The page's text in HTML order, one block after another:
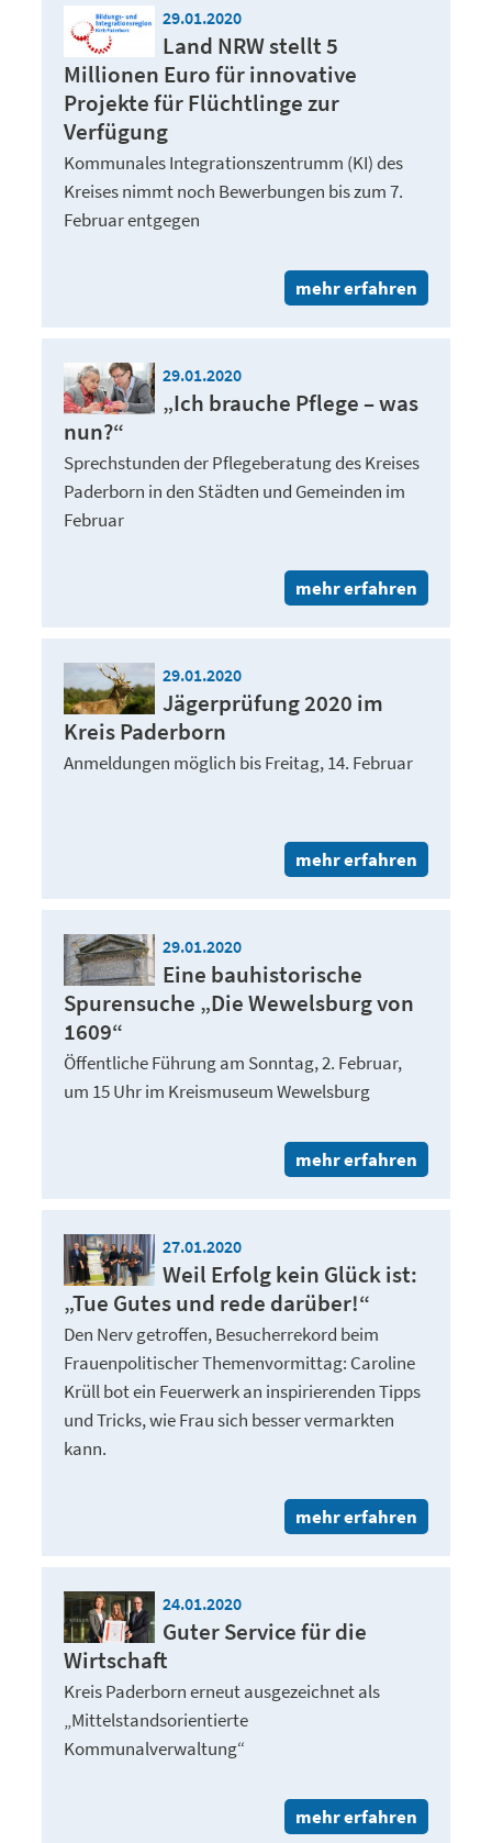
29.01.2020
Land NRW stellt 5
Millionen Euro für innovative
Projekte für Flüchtlinge zur
Verfügung
Kommunales Integrationszentrumm (KI) des
Kreises nimmt noch Bewerbungen bis zum 7.
Februar entgegen
mehr erfahren
29.01.2020
„Ich brauche Pflege – was
nun?“
Sprechstunden der Pflegeberatung des Kreises
Paderborn in den Städten und Gemeinden im
Februar
mehr erfahren
29.01.2020
Jägerprüfung 2020 im
Kreis Paderborn
Anmeldungen möglich bis Freitag, 14. Februar
mehr erfahren
29.01.2020
Eine bauhistorische
Spurensuche „Die Wewelsburg von
1609“
Öffentliche Führung am Sonntag, 2. Februar,
um 15 Uhr im Kreismuseum Wewelsburg
mehr erfahren
27.01.2020
Weil Erfolg kein Glück ist:
„Tue Gutes und rede darüber!“
Den Nerv getroffen, Besucherrekord beim
Frauenpolitischer Themenvormittag: Caroline
Krüll bot ein Feuerwerk an inspirierenden Tipps
und Tricks, wie Frau sich besser vermarkten
kann.
mehr erfahren
24.01.2020
Guter Service für die
Wirtschaft
Kreis Paderborn erneut ausgezeichnet als
„Mittelstandsorientierte
Kommunalverwaltung“
mehr erfahren